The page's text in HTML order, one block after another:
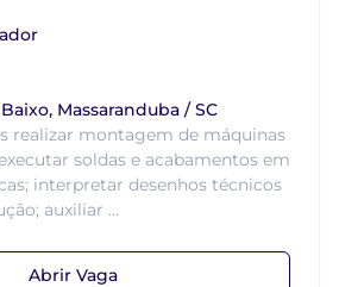
Massaranduba / SC
realizar montagem de máquinas
soldas e acabamentos em
interpretar desenhos técnicos
auxiliar ...
Abrir Vaga